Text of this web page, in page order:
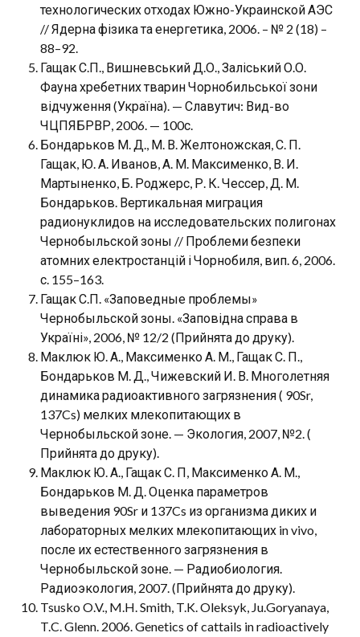
технологических отходах Южно-Украинской АЭС
// Ядерна фізика та енергетика, 2006. – № 2 (18) –
88–92.
Гащак С.П., Вишневський Д.О., Заліський О.О.
Фауна хребетних тварин Чорнобильської зони
відчуження (Україна). — Славутич: Вид-во
ЧЦПЯБРВР, 2006. — 100с.
Бондарьков М. Д., М. В. Желтоножская, С. П.
Гащак, Ю. А. Иванов, А. М. Максименко, В. И.
Мартыненко, Б. Роджерс, Р. К. Чессер, Д. М.
Бондарьков. Вертикальная миграция
радионуклидов на исследовательских полигонах
Чернобыльской зоны // Проблеми безпеки
атомних електростанцій і Чорнобиля, вип. 6, 2006.
с. 155–163.
Гащак С.П. «Заповедные проблемы»
Чернобыльской зоны. «Заповідна справа в
Україні», 2006, № 12/2 (Прийнята до друку).
Маклюк Ю. А., Максименко А. М., Гащак С. П.,
Бондарьков М. Д., Чижевский И. В. Многолетняя
динамика радиоактивного загрязнения ( 90Sr,
137Cs) мелких млекопитающих в
Чернобыльской зоне. — Экология, 2007, №2. (
Прийнята до друку).
Маклюк Ю. А., Гащак С. П, Максименко А. М.,
Бондарьков М. Д. Оценка параметров
выведения 90Sr и 137Cs из организма диких и
лабораторных мелких млекопитающих in vivo,
после их естественного загрязнения в
Чернобыльской зоне. — Радиобиология.
Радиоэкология, 2007. (Прийнята до друку).
Tsusko O.V., M.H. Smith, T.K. Oleksyk, Ju.Goryanaya,
T.C. Glenn. 2006. Genetics of cattails in radioactively